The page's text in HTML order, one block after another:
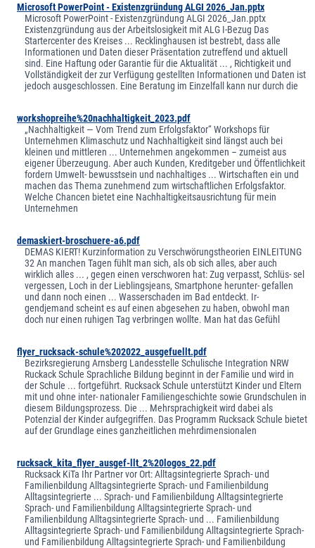
Microsoft PowerPoint - Existenzgründung ALGI 2026_Jan.pptx
Microsoft PowerPoint - Existenzgründung ALGI 2026_Jan.pptx
Existenzgründung aus der Arbeitslosigkeit mit ALG I-Bezug Das
Startercenter des Kreises ... Recklinghausen ist bestrebt, dass alle
Informationen und Daten dieser Präsentation zutreffend und aktuell
sind. Eine Haftung oder Garantie für die Aktualität ... , Richtigkeit und
Vollständigkeit der zur Verfügung gestellten Informationen und Daten ist
jedoch ausgeschlossen. Eine Beratung im Einzelfall kann nur durch die
workshopreihe%20nachhaltigkeit_2023.pdf
„Nachhaltigkeit — Vom Trend zum Erfolgsfaktor“ Workshops für
Unternehmen Klimaschutz und Nachhaltigkeit sind längst auch bei
kleinen und mittleren ... Unternehmen angekommen – zumeist aus
eigener Überzeugung. Aber auch Kunden, Kreditgeber und Öffentlichkeit
fordern Umwelt- bewusstsein und nachhaltiges ... Wirtschaften ein und
machen das Thema zunehmend zum wirtschaftlichen Erfolgsfaktor.
Welche Chancen bietet eine Nachhaltigkeitsausrichtung für mein
Unternehmen
demaskiert-broschuere-a6.pdf
DEMAS KIERT! Kurzinformation zu Verschwörungstheorien EINLEITUNG
32 An manchen Tagen fühlt man sich, als ob sich alles, aber auch
wirklich alles ... , gegen einen verschworen hat: Zug verpasst, Schlüs- sel
vergessen, Loch in der Lieblingsjeans, Smartphone herunter- gefallen
und dann noch einen ... Wasserschaden im Bad entdeckt. Ir-
gendjemand scheint es auf einen abgesehen zu haben, obwohl man
doch nur einen ruhigen Tag verbringen wollte. Man hat das Gefühl
flyer_rucksack-schule%202022_ausgefuellt.pdf
Bezirksregierung Arnsberg Landesstelle Schulische Integration NRW
Ruckack Schule Sprachliche Bildung beginnt in der Familie und wird in
der Schule ... fortgeführt. Rucksack Schule unterstützt Kinder und Eltern
mit und ohne inter- nationaler Familiengeschichte sowie Grundschulen in
diesem Bildungsprozess. Die ... Mehrsprachigkeit wird dabei als
Potenzial der Kinder aufgegriffen. Das Programm Rucksack Schule bietet
auf der Grundlage eines ganzheitlichen mehrdimensionalen
rucksack_kita_flyer_ausgef-llt_2%20logos_22.pdf
Rucksack KiTa Ihr Partner vor Ort: Alltagsintegrierte Sprach- und
Familienbildung Alltagsintegrierte Sprach- und Familienbildung
Alltagsintegrierte ... Sprach- und Familienbildung Alltagsintegrierte
Sprach- und Familienbildung Alltagsintegrierte Sprach- und
Familienbildung Alltagsintegrierte Sprach- und ... Familienbildung
Alltagsintegrierte Sprach- und Familienbildung Alltagsintegrierte Sprach-
und Familienbildung Alltagsintegrierte Sprach- und Familienbildung